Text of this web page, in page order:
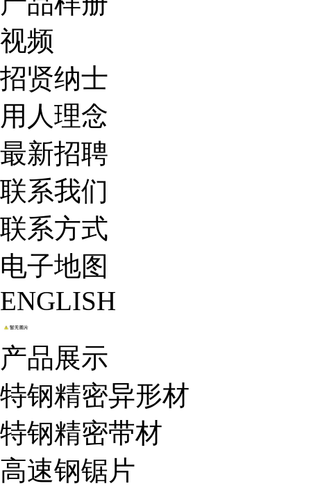
视频
招贤纳士
用人理念
最新招聘
联系我们
联系方式
电子地图
ENGLISH
产品展示
特钢精密异形材
特钢精密带材
高速钢锯片